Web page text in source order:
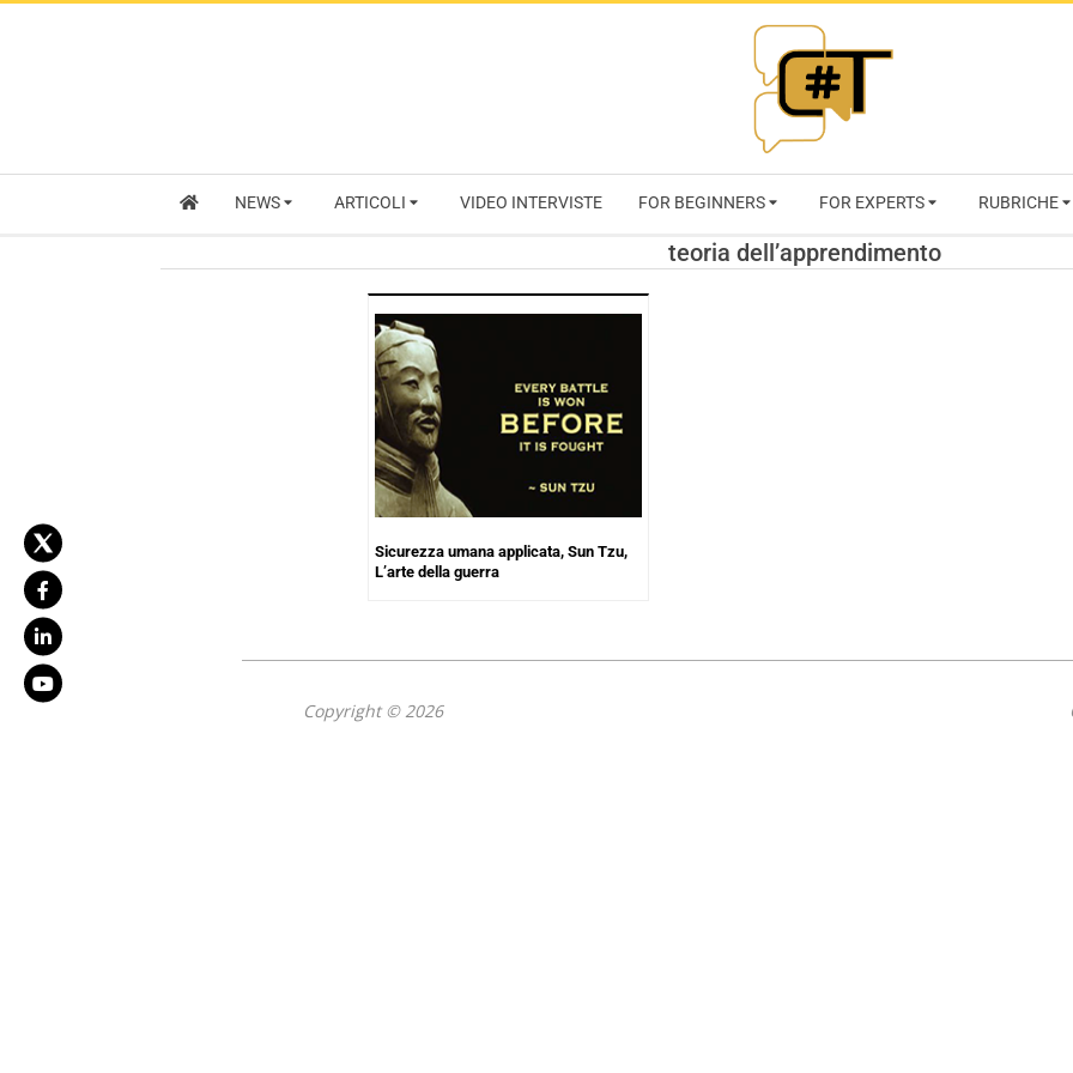
RIVISTA
NEWS ARTICOLI VIDEO INTERVISTE FOR BEGINNERS FOR EXPERTS RUBRICHE
teoria dell’apprendimento
Sicurezza umana applicata, Sun Tzu,
L’arte della guerra
Copyright © 2026